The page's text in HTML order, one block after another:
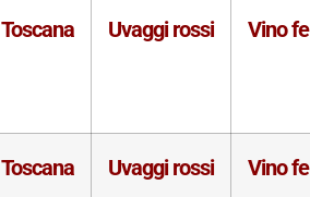
Toscana Uvaggi rossi Vino
Toscana Uvaggi rossi Vino